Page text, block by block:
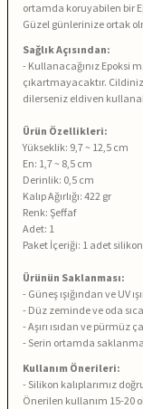
ortamda koruyabilen bir
Güzel günlerinize ortak
Sağlık Açısından:
- Kullanacağınız Epoksi
çıkartmayacaktır.
dilerseniz eldiven
Ürün Özellikleri:
Yükseklik: 9,7 ~ 12,5 cm
En: 1,7 ~ 8,5 cm
Derinlik: 0,5 cm
Kalıp Ağırlığı: 422 gr
Renk: Şeffaf
Adet: 1
Paket İçeriği: 1 adet
Ürünün Saklanması:
- Güneş ışığından ve UV
- Düz zeminde ve oda
- Aşırı ısıdan ve
- Serin ortamda
Kullanım Önerileri:
- Silikon kalıplarımız
Önerilen kullanım 15-20